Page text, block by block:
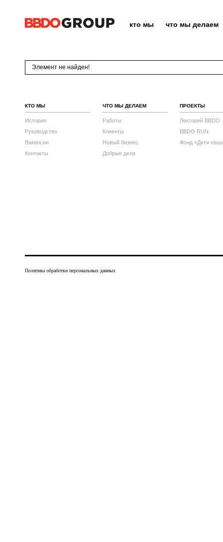
кто мы что мы делаем
Элемент не найден!
КТО МЫ
История
Руководство
Вакансии
Контакты
ЧТО МЫ ДЕЛАЕМ
Работы
Клиенты
Новый бизнес
Добрые дела
ПРОЕКТЫ
Лекторий BBDO
BBDO RUN
Фонд «Дети
Политика обработки персональных данных